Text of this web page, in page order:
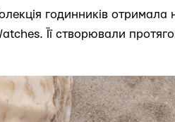
годинників
Її створювали